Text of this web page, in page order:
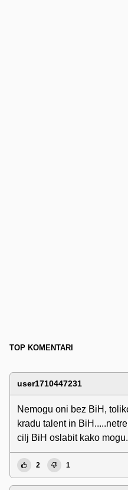
TOP KOMENTARI
user1710447231
Nemogu oni bez BiH,
kradu talent in
cilj BiH oslabit kako
2 1